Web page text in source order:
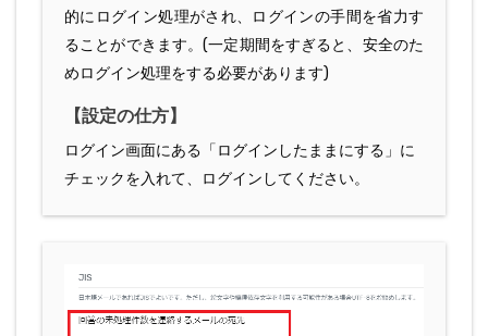
的にログイン処理がされ、ログインの手間を省力す
ることができます。(一定期間をすぎると、安全のた
めログイン処理をする必要があります)
【設定の仕方】
ログイン画面にある「ログインしたままにする」に
チェックを入れて、ログインしてください。